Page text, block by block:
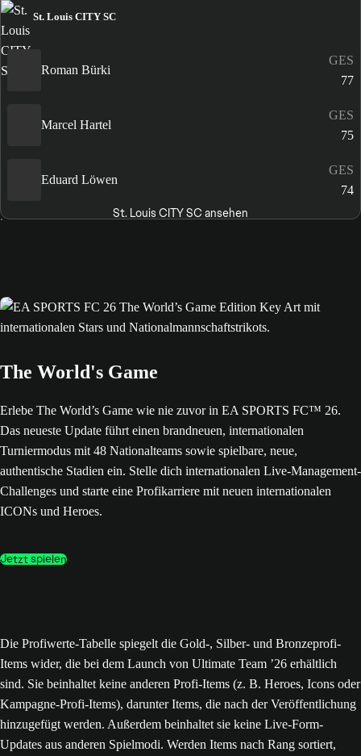
St. Louis CITY SC
Roman Bürki
GES
77
Marcel Hartel
GES
75
Eduard Löwen
GES
74
St. Louis CITY SC ansehen
The World's Game
Erlebe The World’s Game wie nie zuvor in EA SPORTS FC™ 26.
Das neueste Update führt einen brandneuen, internationalen
Turniermodus mit 48 Nationalteams sowie spielbare, neue,
authentische Stadien ein. Stelle dich internationalen Live-Management-
Challenges und starte eine Profikarriere mit neuen internationalen
ICONs und Heroes.
Jetzt spielen
Die Profiwerte-Tabelle spiegelt die Gold-, Silber- und Bronzeprofi-
Items wider, die bei dem Launch von Ultimate Team ’26 erhältlich
sind. Sie beinhaltet keine anderen Profi-Items (z. B. Heroes, Icons oder
Kampagne-Profi-Items), darunter Items, die nach der Veröffentlichung
hinzugefügt werden. Außerdem beinhaltet sie keine Live-Form-
Updates aus anderen Spielmodi. Werden Items nach Rang sortiert,